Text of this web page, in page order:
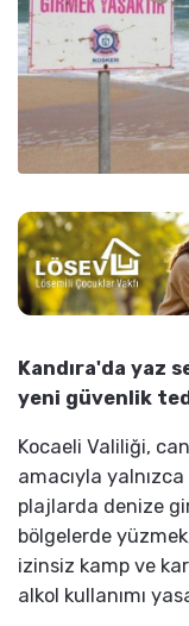
Kandıra'da yaz
yeni güvenlik
Kocaeli Valiliği,
amacıyla
plajlarda denize
bölgelerde
izinsiz kamp ve
alkol kullanımı